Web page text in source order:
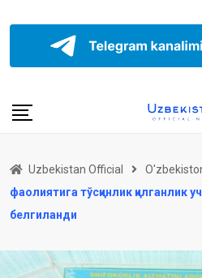
Uzbekistan Official
фаолиятига тўсқинлик қилганлик
белгиланди